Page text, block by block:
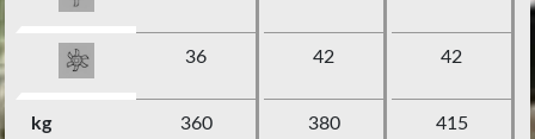
kg
36
360
42
380
42
415